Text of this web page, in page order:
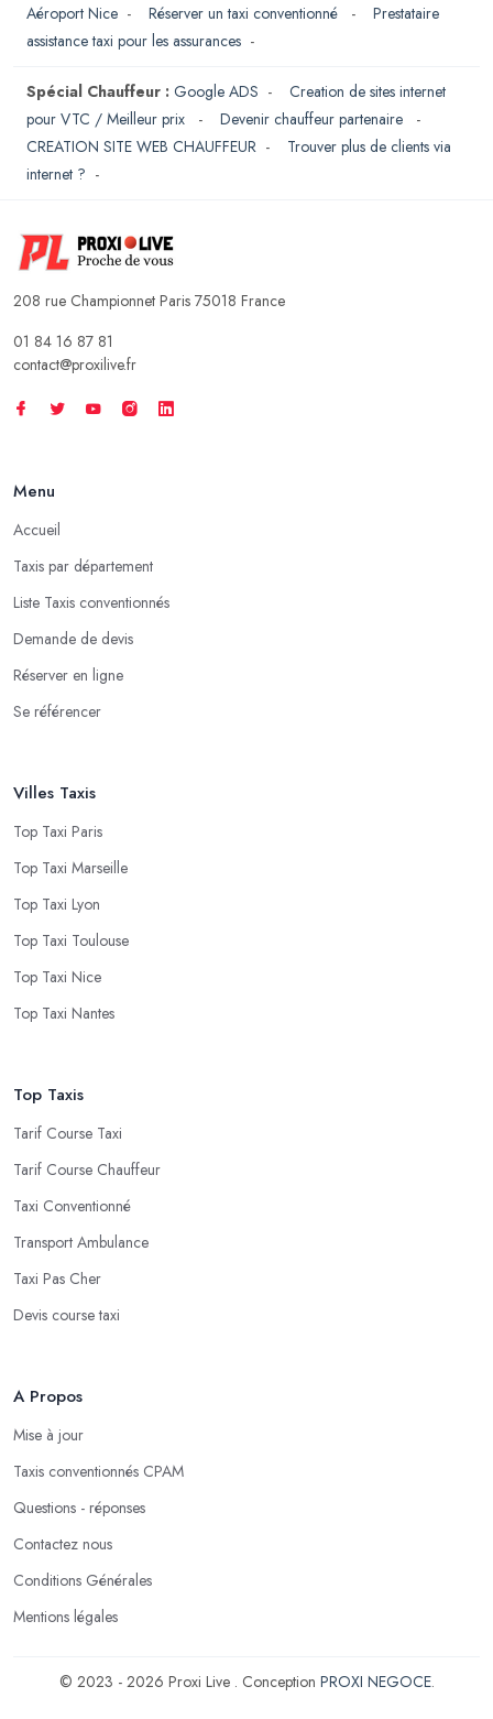
Aéroport Nice - Réserver un taxi conventionné - Prestataire
assistance taxi pour les assurances -
Spécial Chauffeur : Google ADS - Creation de sites internet
pour VTC / Meilleur prix
- Devenir chauffeur partenaire
-
CREATION SITE WEB CHAUFFEUR - Trouver plus de clients via
internet ? -
208 rue Championnet Paris 75018 France
01 84 16 87 81
contact@proxilive.fr
Menu
Accueil
Taxis par département
Liste Taxis conventionnés
Demande de devis
Réserver en ligne
Se référencer
Villes Taxis
Top Taxi Paris
Top Taxi Marseille
Top Taxi Lyon
Top Taxi Toulouse
Top Taxi Nice
Top Taxi Nantes
Top Taxis
Tarif Course Taxi
Tarif Course Chauffeur
Taxi Conventionné
Transport Ambulance
Taxi Pas Cher
Devis course taxi
A Propos
Mise à jour
Taxis conventionnés CPAM
Questions - réponses
Contactez nous
Conditions Générales
Mentions légales
© 2023 - 2026 Proxi Live . Conception PROXI NEGOCE.